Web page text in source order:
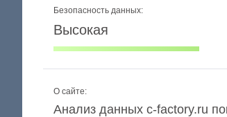
Безопасность данных:
Высокая
О сайте:
Анализ данных c-factory.ru